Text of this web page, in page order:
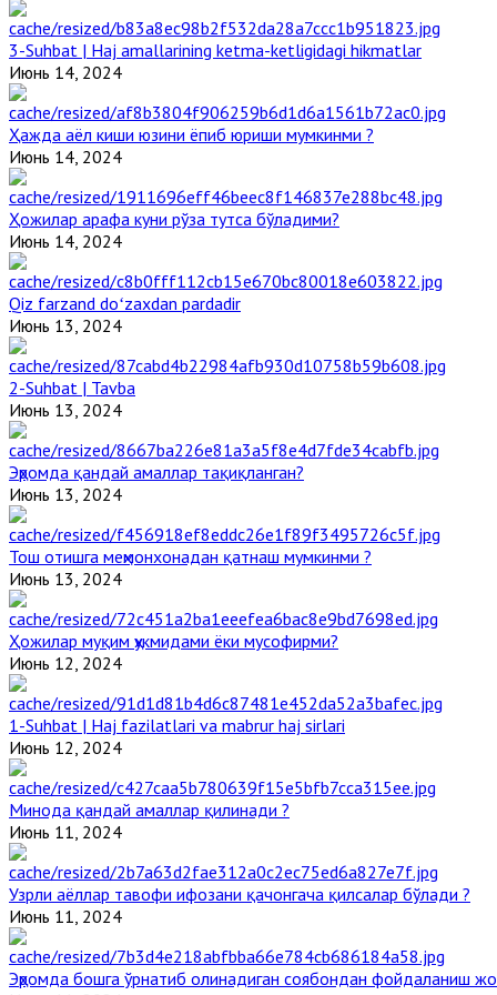
3-Suhbat | Haj amallarining ketma-ketligidagi hikmatlar
Июнь 14, 2024
Ҳажда аёл киши юзини ёпиб юриши мумкинми ?
Июнь 14, 2024
Ҳожилар арафа куни рўза тутса бўладими?
Июнь 14, 2024
Qiz farzand doʻzaxdan pardadir
Июнь 13, 2024
2-Suhbat | Tavba
Июнь 13, 2024
Эҳромда қандай амаллар тақиқланган?
Июнь 13, 2024
Тош отишга меҳмонхонадан қатнаш мумкинми ?
Июнь 13, 2024
Ҳожилар муқим ҳукмидами ёки мусофирми?
Июнь 12, 2024
1-Suhbat | Haj fazilatlari va mabrur haj sirlari
Июнь 12, 2024
Минода қандай амаллар қилинади ?
Июнь 11, 2024
Узрли аёллар тавофи ифозани қачонгача қилсалар бўлади ?
Июнь 11, 2024
Эҳромда бошга ўрнатиб олинадиган соябондан фойдаланиш